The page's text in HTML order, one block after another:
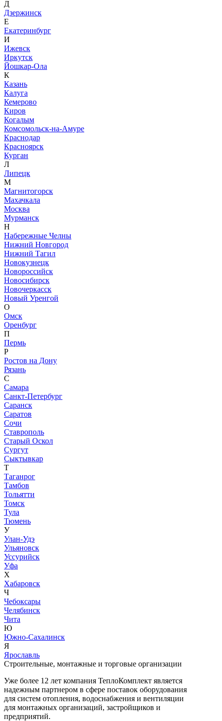
Д
Дзержинск
Е
Екатеринбург
И
Ижевск
Иркутск
Йошкар-Ола
К
Казань
Калуга
Кемерово
Киров
Когалым
Комсомольск-на-Амуре
Краснодар
Красноярск
Курган
Л
Липецк
М
Магнитогорск
Махачкала
Москва
Мурманск
Н
Набережные Челны
Нижний Новгород
Нижний Тагил
Новокузнецк
Новороссийск
Новосибирск
Новочеркасск
Новый Уренгой
О
Омск
Оренбург
П
Пермь
Р
Ростов на Дону
Рязань
С
Самара
Санкт-Петербург
Саранск
Саратов
Сочи
Ставрополь
Старый Оскол
Сургут
Сыктывкар
Т
Таганрог
Тамбов
Тольятти
Томск
Тула
Тюмень
У
Улан-Удэ
Ульяновск
Уссурийск
Уфа
Х
Хабаровск
Ч
Чебоксары
Челябинск
Чита
Ю
Южно-Сахалинск
Я
Ярославль
Строительные, монтажные и торговые организации
Уже более 12 лет компания ТеплоКомплект является
надежным партнером в сфере поставок оборудования
для систем отопления, водоснабжения и вентиляции
для монтажных организаций, застройщиков и
предприятий.